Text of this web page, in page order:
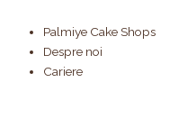
Palmiye Cake Shops
Despre noi
Cariere